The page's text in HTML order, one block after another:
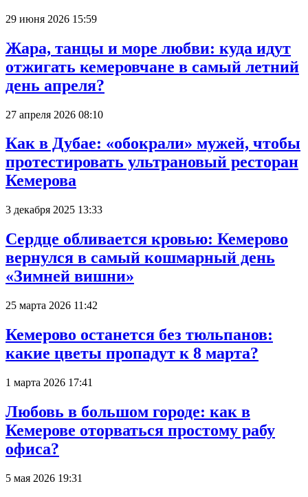
29 июня 2026 15:59
Жара, танцы и море любви: куда идут
отжигать кемеровчане в самый летний
день апреля?
27 апреля 2026 08:10
Как в Дубае: «обокрали» мужей, чтобы
протестировать ультрановый ресторан
Кемерова
3 декабря 2025 13:33
Сердце обливается кровью: Кемерово
вернулся в самый кошмарный день
«Зимней вишни»
25 марта 2026 11:42
Кемерово останется без тюльпанов:
какие цветы пропадут к 8 марта?
1 марта 2026 17:41
Любовь в большом городе: как в
Кемерове оторваться простому рабу
офиса?
5 мая 2026 19:31